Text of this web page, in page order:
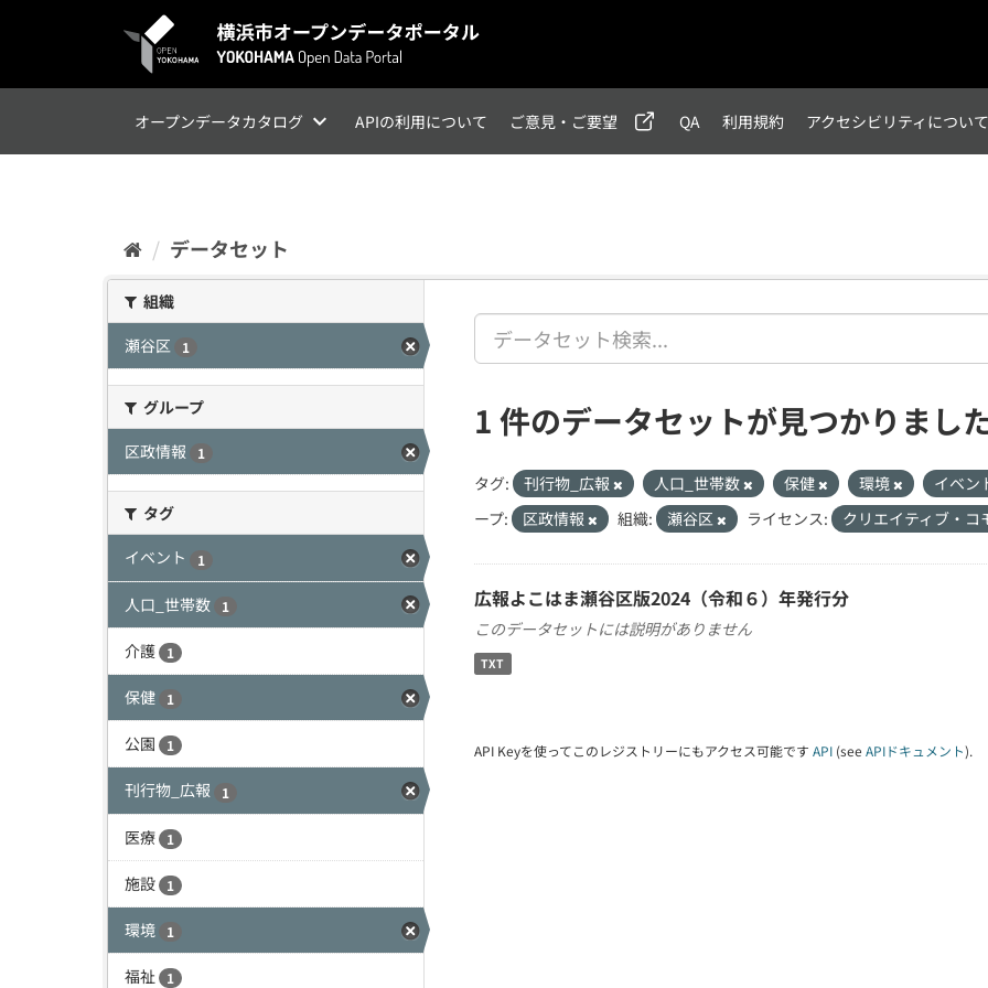
オープンデータカタログ APIの利用について ご意見・ご要望 QA 利用規約 アクセシビリティについて
データセット
組織
瀬谷区
1
グループ
区政情報
1
タグ
イベント
1
人口_世帯数 1
介護 1
保健 1
公園 1
刊行物_広報 1
医療 1
施設 1
環境 1
福祉 1
1 件のデータセットが見つかりまし
タグ: 刊行物_広報 人口_世帯数 保健 環境 イベン
ープ:
区政情報 組織: 瀬谷区 ライセンス: クリエイティブ・コ
広報よこはま瀬谷区版2024（令和６）年発行分
このデータセットには説明がありません
TXT
API Keyを使ってこのレジストリーにもアクセス可能です API (see APIドキュメント).